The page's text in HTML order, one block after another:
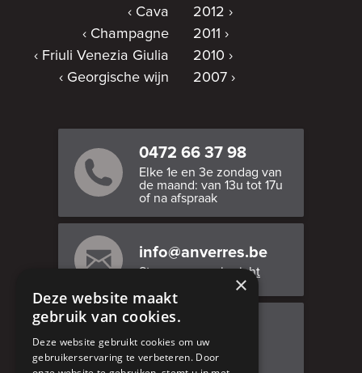
Cava
Champagne
Friuli Venezia Giulia
Georgische wijn
2012
2011
2010
2007
0472 66 37 98
Elke 1e en 3e zondag van
de maand: van 13u tot 17u
of na afspraak
info@anverres.be
Stuur ons een bericht
Adresgegevens
×
Deze website maakt
gebruik van cookies.
Deze website gebruikt cookies om uw
gebruikerservaring te verbeteren. Door